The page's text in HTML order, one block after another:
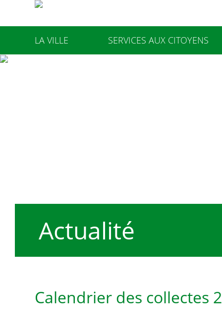
LA VILLE SERVICES AUX CITOYENS
Actualité
Calendrier des collectes